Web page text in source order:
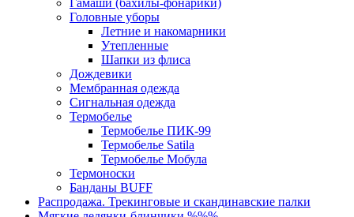
Гамаши (бахилы-фонарики)
Головные уборы
Летние и накомарники
Утепленные
Шапки из флиса
Дождевики
Мембранная одежда
Сигнальная одежда
Термобелье
Термобелье ПИК-99
Термобелье Satila
Термобелье Мобула
Термоноски
Банданы BUFF
Распродажа. Трекинговые и скандинавские палки